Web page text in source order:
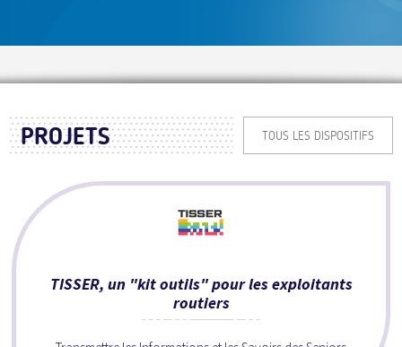
PROJETS TOUS LES DISPOSITIFS
TISSER, un "kit outils" pour les exploitants
routiers